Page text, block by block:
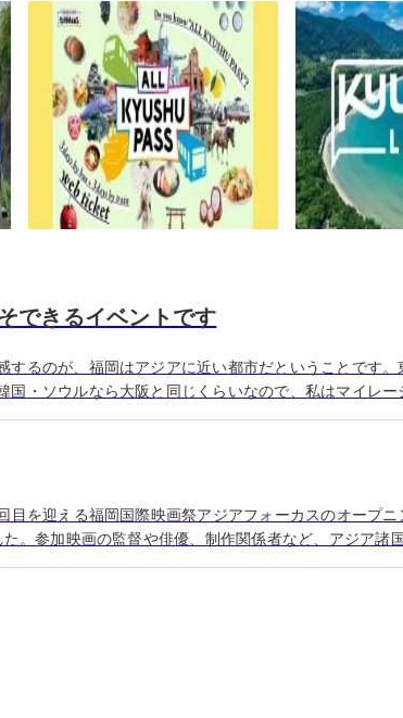
できるイベントです
するのが、福岡はアジアに近い都市だということです
国・ソウルなら大阪と同じくらいなので、私はマイレー
目を迎える福岡国際映画祭アジアフォーカスのオープ
。参加映画の監督や俳優、制作関係者など、アジア諸